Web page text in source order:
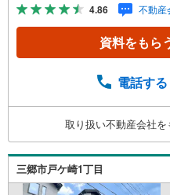
限り後日郵送）2.未公
入、ご売却、太陽光
介でもれなくQUOカ
円のご紹介料をお支
マイカーでも安心！2.
ーベッド完備3.他にも
な』がここにある！
メニティ、大型個室2
4.86 不動産
資料をもら
電話する
取り扱い不動産会社を
三郷市戸ケ崎1丁目